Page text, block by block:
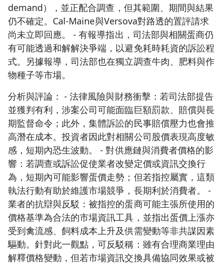
demand），並正配合調查，但其範圍、期間與結果
仍不確定。Cal‑Maine與Versova對路透的置評請求
尚未立即回應。 - 有報導指出，司法部與相關蛋商仍
有可能透過和解解決爭端，以避免耗時耗資的訴訟程
式。另據報導，司法部也在獨立調查牛肉、肥料與作
物種子等市場。
分析與評論： - 法律風險與財務衝擊：若司法部提告
並獲判有利，涉案公司可能面臨巨額罰款、賠償與長
期監督命令；此外，集體訴訟的民事賠償壓力也會推
高潛在成本。投資者因此對相關公司股價表現高度敏
感，短期內恐生波動。 - 對供應鏈與消費者價格的影
響：若調查或訴訟促使業者改變定價或資訊交換行
為，短期內可能影響蛋價走勢；但若指控屬實，這類
執法行動有助於維護市場競爭，長期利於消費者。 -
業者的抗辯與反駁：被指控的蛋商可能主張所使用的
價格基準為合法的市場資訊工具，並指出蛋價上漲亦
受到禽流感、飼料成本上升及供需變動等非共謀因素
驅動。針對此一觀點，可反駁稱：雖有合理商業理由
解釋價格變動，但若市場資訊交換具備協同效果或被